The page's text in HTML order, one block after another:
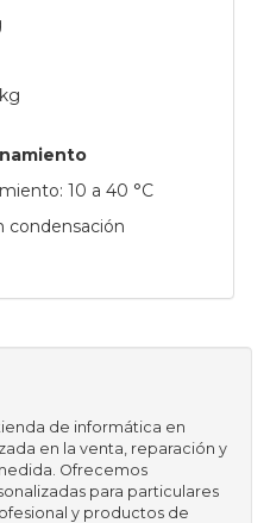
10 a 40 °C
condensación
de informática en
en la venta, reparación y
Ofrecemos
para particulares
y productos de